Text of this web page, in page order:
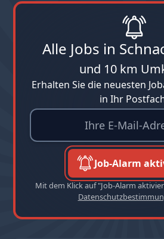
Alle Jobs in
und 10 km
Erhalten Sie die neuesten
in Ihr
Job-Alarm
Mit dem Klick auf "Job-Alarm